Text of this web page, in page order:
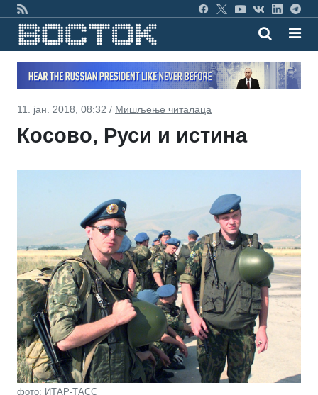
11. јан. 2018, 08:32 / Мишљење читалаца
Косово, Руси и истина
фото: ИТАР-ТАСС